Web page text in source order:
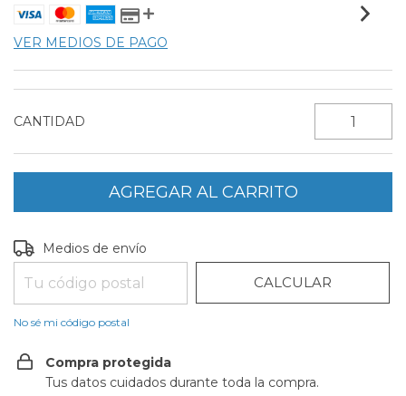
VER MEDIOS DE PAGO
CANTIDAD
Entregas para el CP:
Medios de envío
CALCULAR
No sé mi código postal
Compra protegida
Tus datos cuidados durante toda la compra.